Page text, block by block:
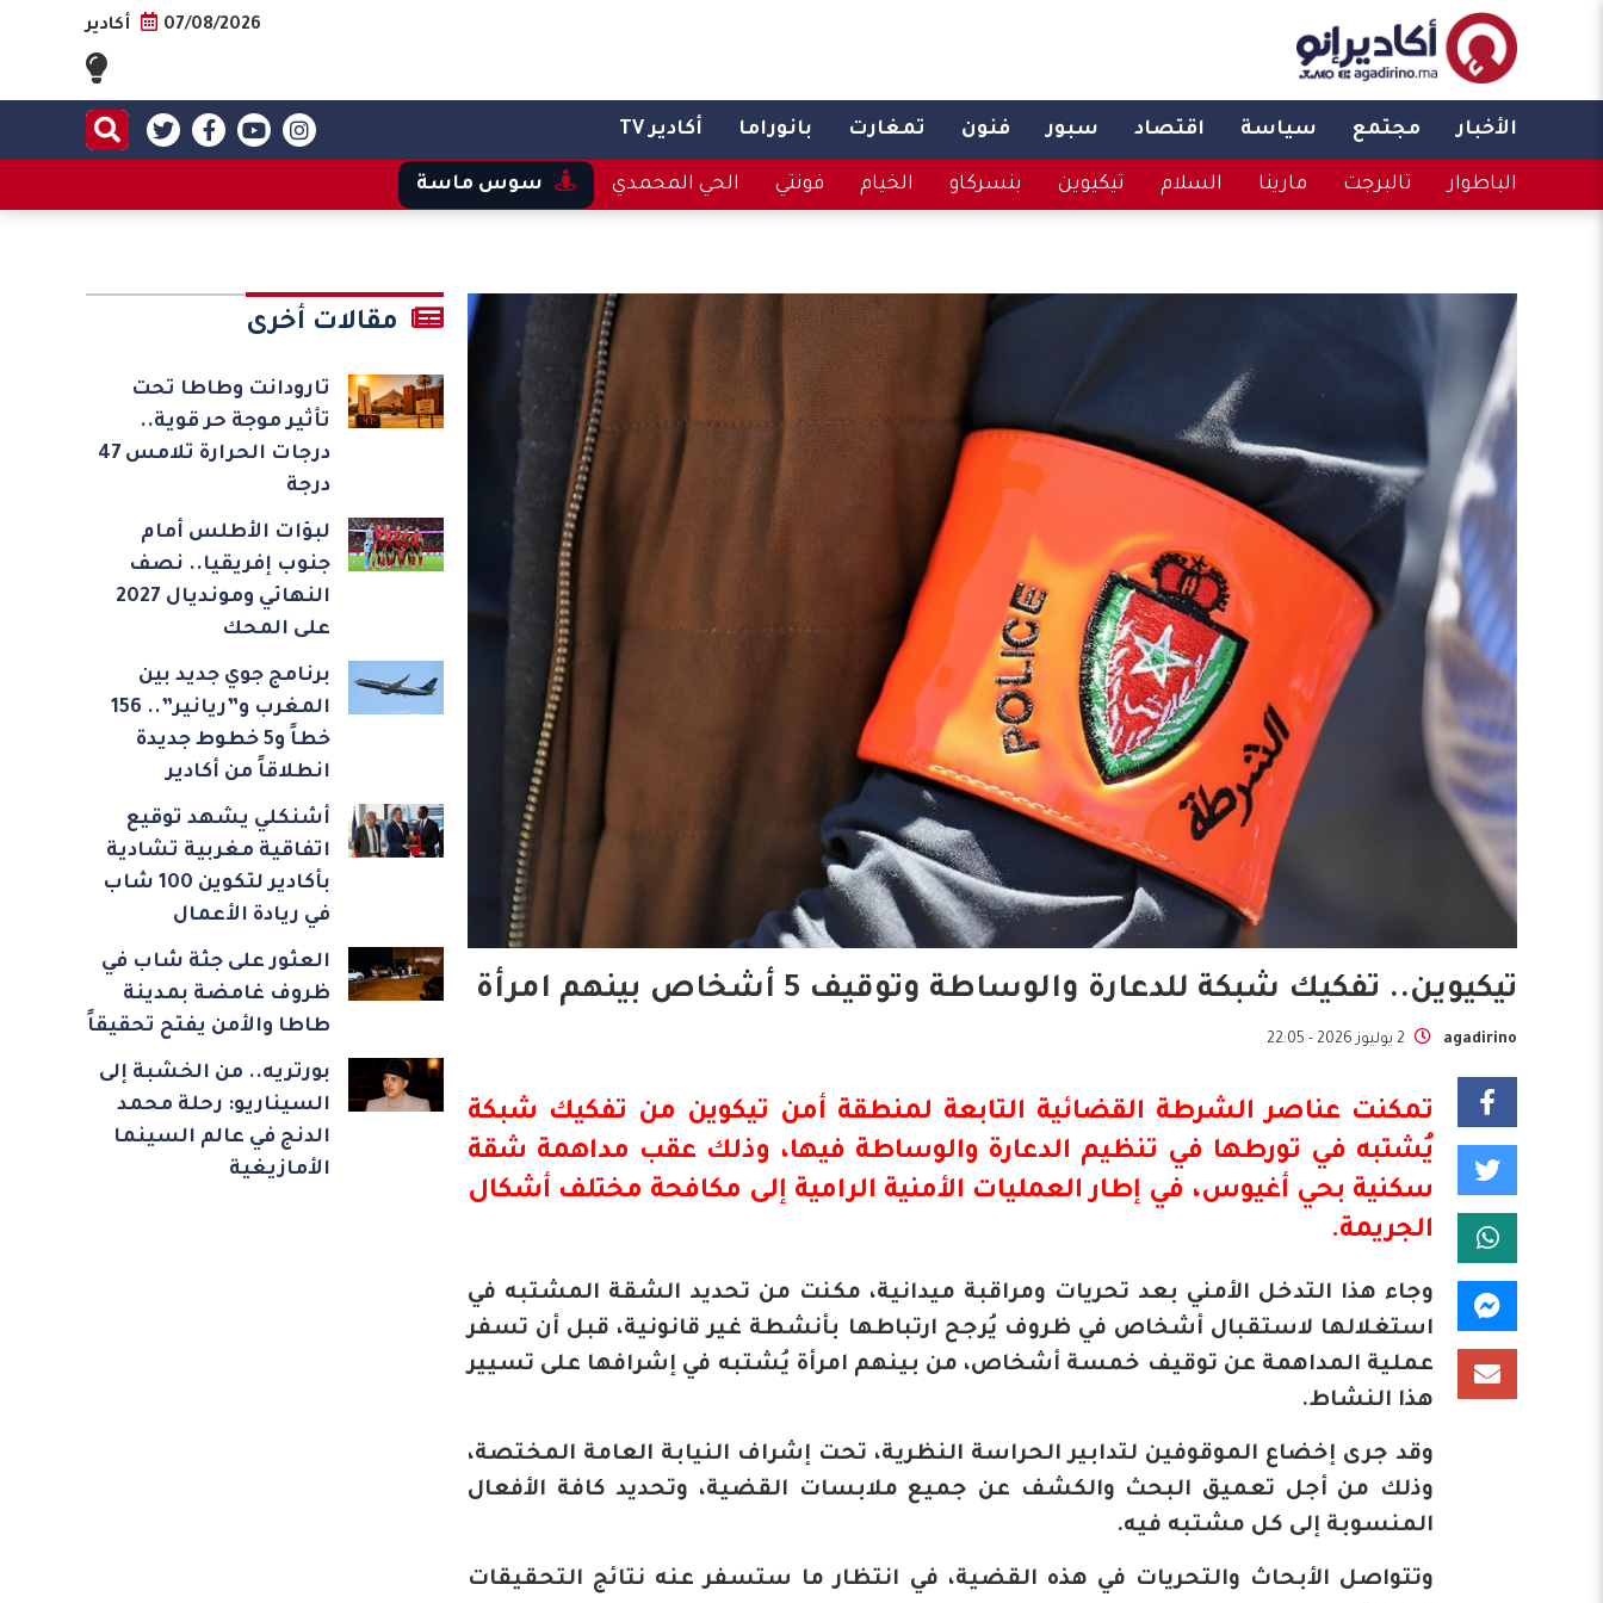
07/08/2026 أكادير
الأخبار مجتمع سياسة اقتصاد سبور فنون تمغارت بانوراما أكادير TV
الباطوار تالبرجت مارينا السلام تيكيوين بنسركاو الخيام فونتي الحي المحمدي سوس ماسة
تيكيوين.. تفكيك شبكة للدعارة والوساطة وتوقيف 5 أشخاص بينهم امرأة
agadirino 2 يوليوز 2026 - 22:05
تمكنت عناصر الشرطة القضائية التابعة لمنطقة أمن تيكوين من تفكيك شبكة
يُشتبه في تورطها في تنظيم الدعارة والوساطة فيها، وذلك عقب مداهمة شقة
سكنية بحي أغيوس، في إطار العمليات الأمنية الرامية إلى مكافحة مختلف أشكال
الجريمة.
وجاء هذا التدخل الأمني بعد تحريات ومراقبة ميدانية، مكنت من تحديد الشقة المشتبه في
استغلالها لاستقبال أشخاص في ظروف يُرجح ارتباطها بأنشطة غير قانونية، قبل أن تسفر
عملية المداهمة عن توقيف خمسة أشخاص، من بينهم امرأة يُشتبه في إشرافها على تسيير
هذا النشاط.
وقد جرى إخضاع الموقوفين لتدابير الحراسة النظرية، تحت إشراف النيابة العامة المختصة،
وذلك من أجل تعميق البحث والكشف عن جميع ملابسات القضية، وتحديد كافة الأفعال
المنسوبة إلى كل مشتبه فيه.
وتتواصل الأبحاث والتحريات في هذه القضية، في انتظار ما ستسفر عنه نتائج التحقيقات
مقالات أخرى
تارودانت وطاطا تحت
تأثير موجة حر قوية..
درجات الحرارة تلامس 47
درجة
لبؤات الأطلس أمام
جنوب إفريقيا.. نصف
النهائي ومونديال 2027
على المحك
برنامج جوي جديد بين
المغرب و”ريانير”.. 156
خطاً و5 خطوط جديدة
انطلاقاً من أكادير
أشنكلي يشهد توقيع
اتفاقية مغربية تشادية
بأكادير لتكوين 100 شاب
في ريادة الأعمال
العثور على جثة شاب في
ظروف غامضة بمدينة
طاطا والأمن يفتح تحقيقاً
بورتريه.. من الخشبة إلى
السيناريو: رحلة محمد
الدنج في عالم السينما
الأمازيغية